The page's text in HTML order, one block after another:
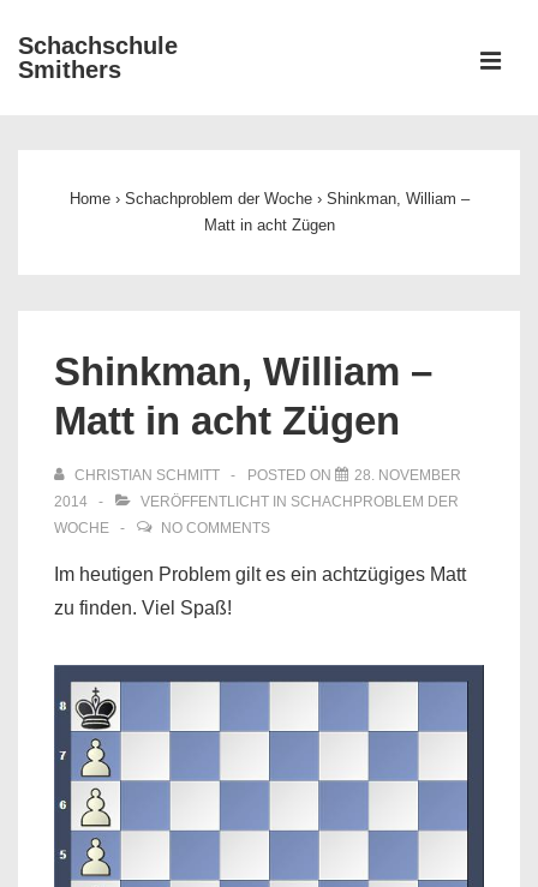
Zum
Inhalt
Schachschule
Smithers
Home › Schachproblem der Woche › Shinkman, William –
Matt in acht Zügen
Shinkman, William –
Matt in acht Zügen
CHRISTIAN SCHMITT POSTED ON
28. NOVEMBER
2014
VERÖFFENTLICHT IN SCHACHPROBLEM DER
WOCHE
NO COMMENTS
Im heutigen Problem gilt es ein achtzügiges Matt
zu finden. Viel Spaß!